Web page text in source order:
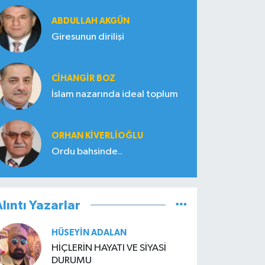
ABDULLAH AKGÜN
Giresunun dirilişi
CIHANGIR BOZ
İslam nazarında ideal toplum
ORHAN KIVERLIOĞLU
Ordu bahsinde..
Yazarlar
HÜSEYIN ADALAN
HİÇLERİN HAYATI VE SİYASİ
DURUMU